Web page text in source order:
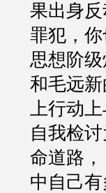
果出身
罪犯，
思想阶
和毛远
上行动
自我检
命道路
中自己